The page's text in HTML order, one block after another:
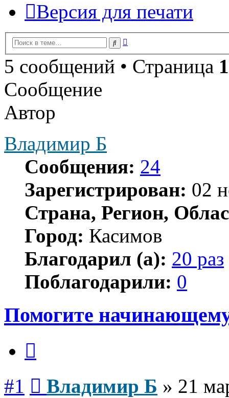
Версия для печати
Поиск
5 сообщений • Страница 1
Сообщение
Автор
Владимир Б
Сообщения: 24
Зарегистрирован: 02
Страна, Регион,
Город: Касимов
Благодарил (а): 20 раз
Поблагодарили: 0
Помогите начинающему
#1 Владимир Б » 21